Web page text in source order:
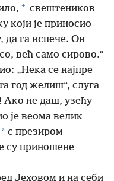
+ свештеников
који је приносио
да га испече. Он
већ само сирово.“
„Нека се најпре
год желиш“, слуга
Ако не даш, узећу
је веома велик
* с презиром
су приношене
Јеховом и на себи